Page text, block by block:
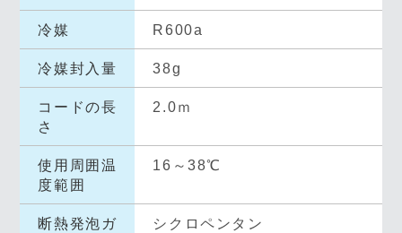
冷媒 R600a
冷媒封入量 38g
コードの長
さ
2.0ｍ
使用周囲温
度範囲
16～38℃
断熱発泡ガ
シクロペンタン